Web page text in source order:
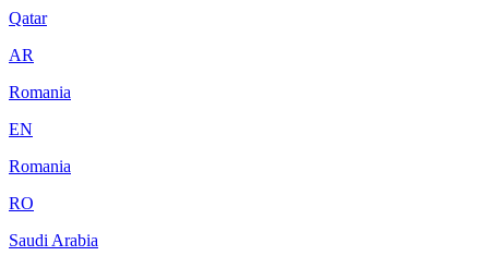
Qatar
AR
Romania
EN
Romania
RO
Saudi Arabia